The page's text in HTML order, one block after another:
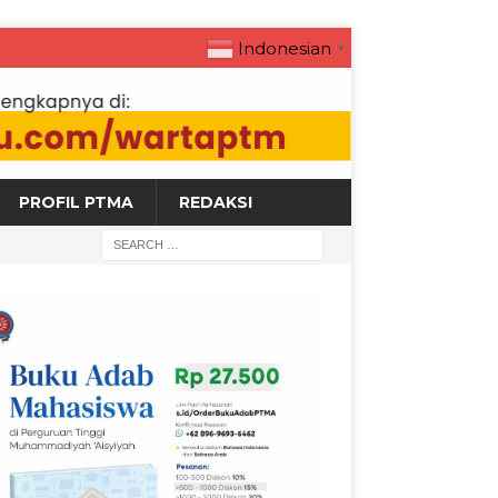
Indonesian ▼
PROFIL PTMA REDAKSI